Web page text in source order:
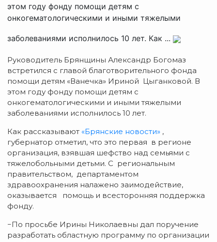
этом году фонду помощи детям с
онкогематологическими и иными тяжелыми
заболеваниями исполнилось 10 лет. Как ...
Руководитель Брянщины Александр Богомаз
встретился с главой благотворительного фонда
помощи детям «Ванечка» Ириной Цыганковой. В
этом году фонду помощи детям с
онкогематологическими и иными тяжелыми
заболеваниями исполнилось 10 лет.
Как рассказывают «Брянские новости» ,
губернатор отметил, что это первая в регионе
организация, взявшая шефство над семьями с
тяжелобольными детьми. С региональным
правительством, департаментом
здравоохранения налажено заимодействие,
оказывается помощь и всесторонняя поддержка
фонду.
−По просьбе Ирины Николаевны дал поручение
разработать областную программу по организации